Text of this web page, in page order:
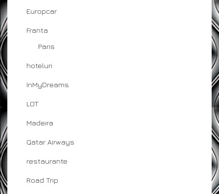
Europcar
Franta
Paris
hoteluri
InMyDreams
LOT
Madeira
Qatar Airways
restaurante
Road Trip